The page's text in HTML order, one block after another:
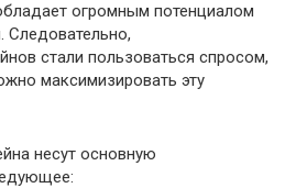
огромным потенциалом
стали пользоваться спросом,
максимизировать эту
несут основную